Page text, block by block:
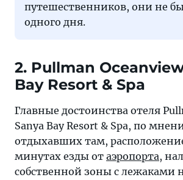
путешественников, они не
одного дня.
2. Pullman
Bay Resort & Spa
Главные достоинства отеля
Sanya Bay Resort & Spa, по
отдыхавших там, расположение
минутах езды от аэропорта,
собственной зоны с лежаками